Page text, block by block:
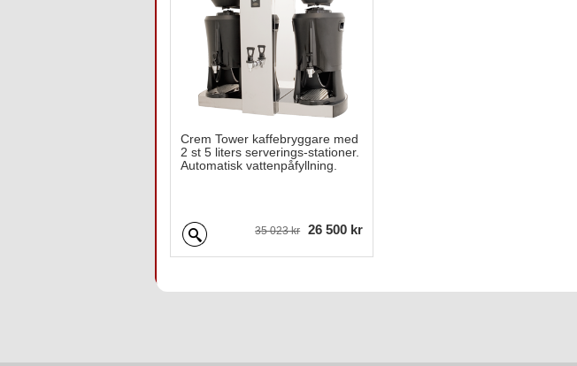
Crem Tower kaffebryggare med
2 st 5 liters serverings-stationer.
Automatisk vattenpåfyllning.
35 023 kr 26 500 kr